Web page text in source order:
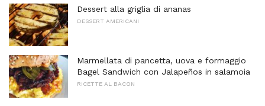
Dessert alla griglia di ananas
DESSERT AMERICANI
Marmellata di pancetta, uova e formaggio
Bagel Sandwich con Jalapeños in salamoia
RICETTE AL BACON